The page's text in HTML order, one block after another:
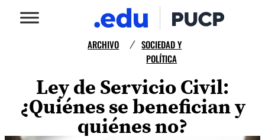
ARCHIVO / SOCIEDAD Y
POLÍTICA
Ley de Servicio Civil:
¿Quiénes se benefician y
quiénes no?